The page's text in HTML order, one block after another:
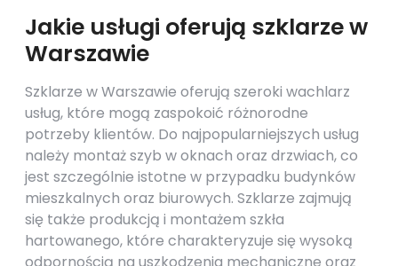
Jakie usługi oferują szklarze w
Warszawie
Szklarze w Warszawie oferują szeroki wachlarz
usług, które mogą zaspokoić różnorodne
potrzeby klientów. Do najpopularniejszych usług
należy montaż szyb w oknach oraz drzwiach, co
jest szczególnie istotne w przypadku budynków
mieszkalnych oraz biurowych. Szklarze zajmują
się także produkcją i montażem szkła
hartowanego, które charakteryzuje się wysoką